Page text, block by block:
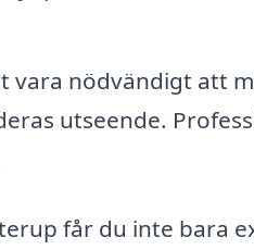
vara nödvändigt att
utseende.
får du inte bara